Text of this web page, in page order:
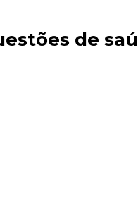
de